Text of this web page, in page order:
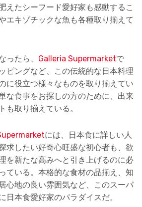
えたシーフード愛好家も感動するこ
エキゾチックな魚も各種取り揃えて
ったら、 Galleria Supermarketで
ピングなど、この伝統的な日本料理
に役立つ様々なものを取り揃えてい
な食事をお探しの方のために、出来
も取り揃えている。
には、日本食に詳しい人
求したい好奇心旺盛な初心者も、欲
を新たな高みへと引き上げるのに必
ている。本格的な食材の品揃え、知
心地の良い雰囲気など、このスーパ
日本食愛好家のパラダイスだ。